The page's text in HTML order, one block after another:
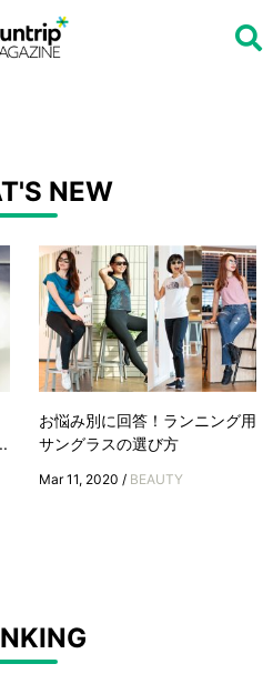
NEW
お悩み別に回答！ランニング用
サングラスの選び方
Mar 11, 2020 / BEAUTY